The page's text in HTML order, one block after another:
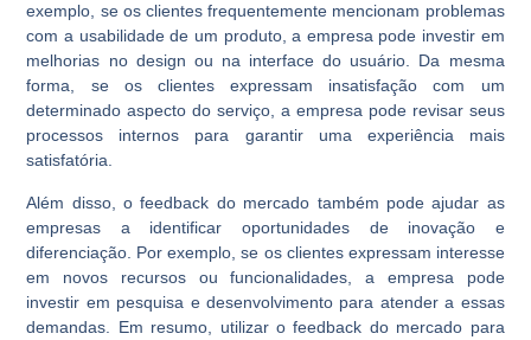
exemplo, se os clientes frequentemente mencionam problemas
com a usabilidade de um produto, a empresa pode investir em
melhorias no design ou na interface do usuário. Da mesma
forma, se os clientes expressam insatisfação com um
determinado aspecto do serviço, a empresa pode revisar seus
processos internos para garantir uma experiência mais
satisfatória.
Além disso, o feedback do mercado também pode ajudar as
empresas a identificar oportunidades de inovação e
diferenciação. Por exemplo, se os clientes expressam interesse
em novos recursos ou funcionalidades, a empresa pode
investir em pesquisa e desenvolvimento para atender a essas
demandas. Em resumo, utilizar o feedback do mercado para